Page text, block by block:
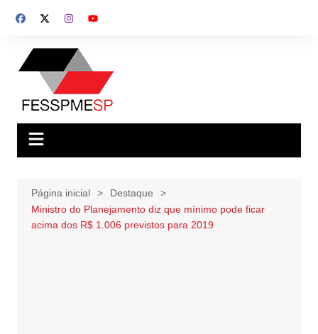
para
conteúdo
Página inicial
Destaque
Ministro do Planejamento diz que mínimo pode ficar
acima dos R$ 1.006 previstos para 2019